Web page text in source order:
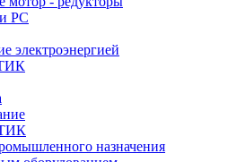
PC
электроэнергией
назначения